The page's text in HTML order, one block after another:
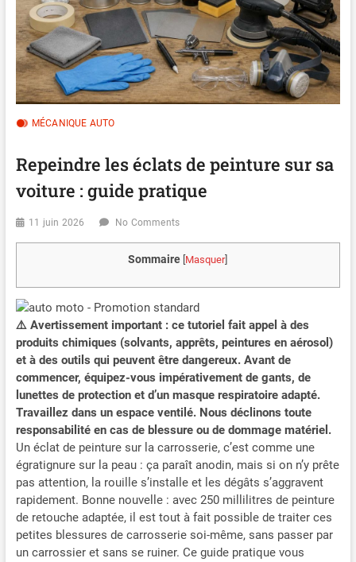
MÉCANIQUE AUTO
Repeindre les éclats de peinture sur sa
voiture : guide pratique
11 juin 2026 No Comments
Sommaire Masquer]
⚠️ Avertissement important : ce tutoriel fait appel à des
produits chimiques (solvants, apprêts, peintures en aérosol)
et à des outils qui peuvent être dangereux. Avant de
commencer, équipez-vous impérativement de gants, de
lunettes de protection et d’un masque respiratoire adapté.
Travaillez dans un espace ventilé. Nous déclinons toute
responsabilité en cas de blessure ou de dommage matériel.
Un éclat de peinture sur la carrosserie, c’est comme une
égratignure sur la peau : ça paraît anodin, mais si on n’y prête
pas attention, la rouille s’installe et les dégâts s’aggravent
rapidement. Bonne nouvelle : avec 250 millilitres de peinture
de retouche adaptée, il est tout à fait possible de traiter ces
petites blessures de carrosserie soi-même, sans passer par
un carrossier et sans se ruiner. Ce guide pratique vous